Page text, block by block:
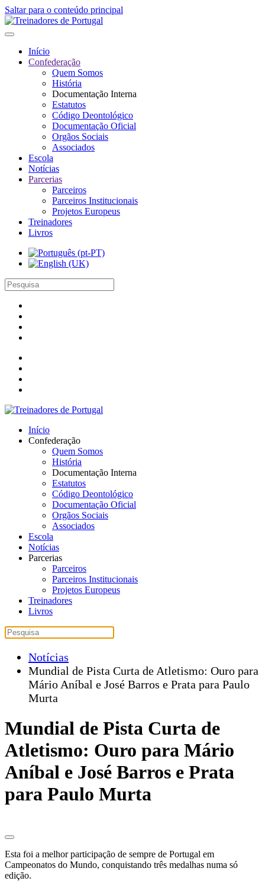
Saltar para o conteúdo principal
Início
Confederação
Quem Somos
História
Documentação Interna
Estatutos
Código Deontológico
Documentação Oficial
Orgãos Sociais
Associados
Escola
Notícias
Parcerias
Parceiros
Parceiros Institucionais
Projetos Europeus
Treinadores
Livros
Início
Confederação
Quem Somos
História
Documentação Interna
Estatutos
Código Deontológico
Documentação Oficial
Orgãos Sociais
Associados
Escola
Notícias
Parcerias
Parceiros
Parceiros Institucionais
Projetos Europeus
Treinadores
Livros
Notícias
Mundial de Pista Curta de Atletismo: Ouro para
Mário Aníbal e José Barros e Prata para Paulo
Murta
Mundial de Pista Curta de
Atletismo: Ouro para Mário
Aníbal e José Barros e Prata
para Paulo Murta
Esta foi a melhor participação de sempre de Portugal em
Campeonatos do Mundo, conquistando três medalhas numa só
edição.